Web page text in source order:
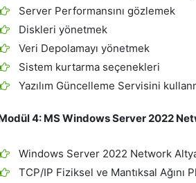
Server Performansını gözlemek
Diskleri yönetmek
Veri Depolamayı yönetmek
Sistem kurtarma seçenekleri
Yazılım Güncelleme Servisini
4: MS Windows Server 2022
Windows Server 2022 Network
TCP/IP Fiziksel ve Mantıksal Ağını